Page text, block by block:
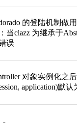
的登陆机制做
当clazz 为继承于
误
对象实例化之
application)默认